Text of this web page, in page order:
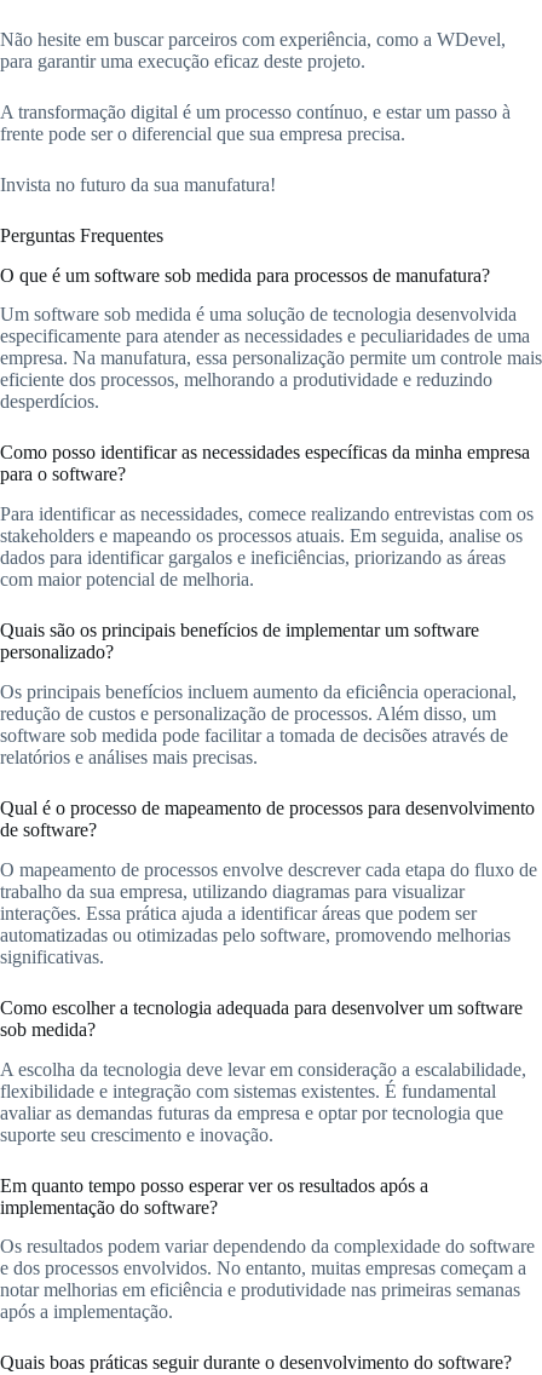
Não hesite em buscar parceiros com experiência, como a WDevel,
para garantir uma execução eficaz deste projeto.
A transformação digital é um processo contínuo, e estar um passo à
frente pode ser o diferencial que sua empresa precisa.
Invista no futuro da sua manufatura!
Perguntas Frequentes
O que é um software sob medida para processos de manufatura?
Um software sob medida é uma solução de tecnologia desenvolvida
especificamente para atender as necessidades e peculiaridades de uma
empresa. Na manufatura, essa personalização permite um controle mais
eficiente dos processos, melhorando a produtividade e reduzindo
desperdícios.
Como posso identificar as necessidades específicas da minha empresa
para o software?
Para identificar as necessidades, comece realizando entrevistas com os
stakeholders e mapeando os processos atuais. Em seguida, analise os
dados para identificar gargalos e ineficiências, priorizando as áreas
com maior potencial de melhoria.
Quais são os principais benefícios de implementar um software
personalizado?
Os principais benefícios incluem aumento da eficiência operacional,
redução de custos e personalização de processos. Além disso, um
software sob medida pode facilitar a tomada de decisões através de
relatórios e análises mais precisas.
Qual é o processo de mapeamento de processos para desenvolvimento
de software?
O mapeamento de processos envolve descrever cada etapa do fluxo de
trabalho da sua empresa, utilizando diagramas para visualizar
interações. Essa prática ajuda a identificar áreas que podem ser
automatizadas ou otimizadas pelo software, promovendo melhorias
significativas.
Como escolher a tecnologia adequada para desenvolver um software
sob medida?
A escolha da tecnologia deve levar em consideração a escalabilidade,
flexibilidade e integração com sistemas existentes. É fundamental
avaliar as demandas futuras da empresa e optar por tecnologia que
suporte seu crescimento e inovação.
Em quanto tempo posso esperar ver os resultados após a
implementação do software?
Os resultados podem variar dependendo da complexidade do software
e dos processos envolvidos. No entanto, muitas empresas começam a
notar melhorias em eficiência e produtividade nas primeiras semanas
após a implementação.
Quais boas práticas seguir durante o desenvolvimento do software?